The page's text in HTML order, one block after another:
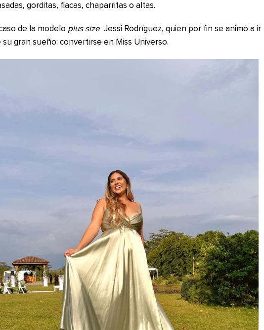
gorditas, flacas, chaparritas o altas.
de la modelo plus size Jessi Rodríguez, quien por fin se animó a ir
su gran sueño: convertirse en Miss Universo.